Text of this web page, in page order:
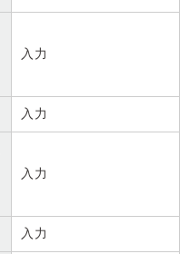
入力
入力
入力
入力